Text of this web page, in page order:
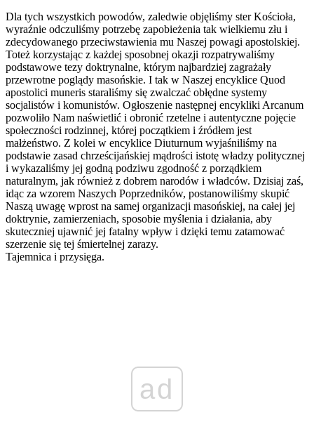
Dla tych wszystkich powodów, zaledwie objęliśmy ster Kościoła,
wyraźnie odczuliśmy potrzebę zapobieżenia tak wielkiemu złu i
zdecydowanego przeciwstawienia mu Naszej powagi apostolskiej.
Toteż korzystając z każdej sposobnej okazji rozpatrywaliśmy
podstawowe tezy doktrynalne, którym najbardziej zagrażały
przewrotne poglądy masońskie. I tak w Naszej encyklice Quod
apostolici muneris staraliśmy się zwalczać obłędne systemy
socjalistów i komunistów. Ogłoszenie następnej encykliki Arcanum
pozwoliło Nam naświetlić i obronić rzetelne i autentyczne pojęcie
społeczności rodzinnej, której początkiem i źródłem jest
małżeństwo. Z kolei w encyklice Diuturnum wyjaśniliśmy na
podstawie zasad chrześcijańskiej mądrości istotę władzy politycznej
i wykazaliśmy jej godną podziwu zgodność z porządkiem
naturalnym, jak również z dobrem narodów i władców. Dzisiaj zaś,
idąc za wzorem Naszych Poprzedników, postanowiliśmy skupić
Naszą uwagę wprost na samej organizacji masońskiej, na całej jej
doktrynie, zamierzeniach, sposobie myślenia i działania, aby
skuteczniej ujawnić jej fatalny wpływ i dzięki temu zatamować
szerzenie się tej śmiertelnej zarazy.
Tajemnica i przysięga.
ad